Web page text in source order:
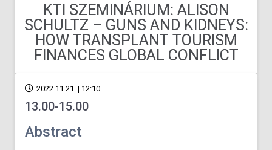
KTI SZEMINÁRIUM: ALISON
SCHULTZ – GUNS AND KIDNEYS:
HOW TRANSPLANT TOURISM
FINANCES GLOBAL CONFLICT
2022.11.21. | 12:10
13.00-15.00
Abstract